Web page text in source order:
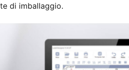
di imballaggio.